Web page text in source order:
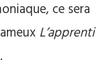
ce sera
L’apprenti